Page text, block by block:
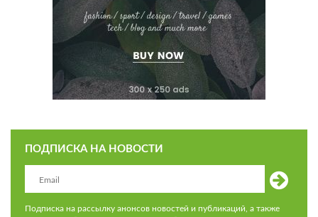
ПОДПИСКА НА НОВОСТИ
Подписка на рассылку анонсов новостей и публикаций, а также